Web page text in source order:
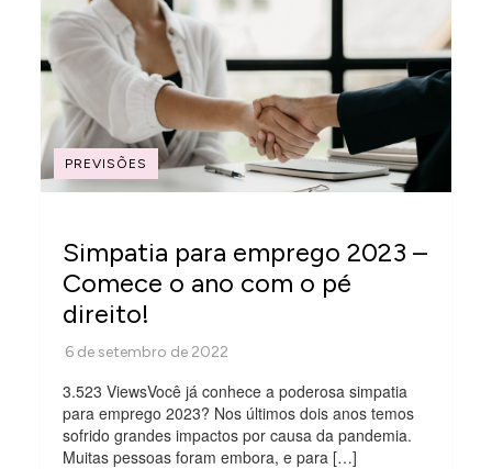
PREVISÕES
Simpatia para emprego 2023 –
Comece o ano com o pé
direito!
3.523 ViewsVocê já conhece a poderosa simpatia
para emprego 2023? Nos últimos dois anos temos
sofrido grandes impactos por causa da pandemia.
Muitas pessoas foram embora, e para […]